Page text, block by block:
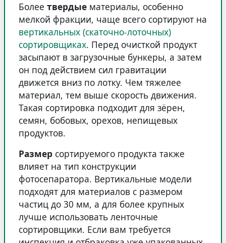
Более твердые материалы, особенно
мелкой фракции, чаще всего сортируют на
вертикальных (скаточно-лоточных)
сортировщиках. Перед очисткой продукт
засыпают в загрузочные бункеры, а затем
он под действием сил гравитации
движется вниз по лотку. Чем тяжелее
материал, тем выше скорость движения.
Такая сортировка подходит для зёрен,
семян, бобовых, орехов, непищевых
продуктов.
Размер сортируемого продукта также
влияет на тип конструкции
фотосепаратора. Вертикальные модели
подходят для материалов с размером
частиц до 30 мм, а для более крупных
лучше использовать ленточные
сортировщики. Если вам требуется